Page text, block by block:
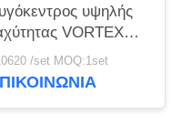
υψηλής
VORTEX
με γωνιακούς
μεγάλης
/set MOQ:1set